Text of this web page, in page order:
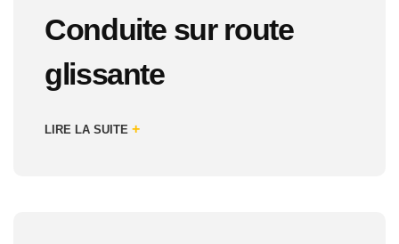
Conduite sur route
glissante
LIRE LA SUITE +